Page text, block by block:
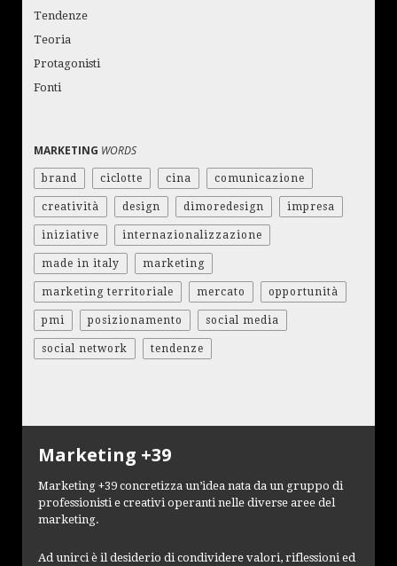
Tendenze
Teoria
Protagonisti
Fonti
MARKETING WORDS
brand ciclotte cina comunicazione
creatività design dimoredesign impresa
iniziative internazionalizzazione
made in italy marketing
marketing territoriale mercato opportunità
pmi posizionamento social media
social network tendenze
Marketing +39
Marketing +39 concretizza un’idea nata da un gruppo di
professionisti e creativi operanti nelle diverse aree del
marketing.
Ad unirci è il desiderio di condividere valori, riflessioni ed